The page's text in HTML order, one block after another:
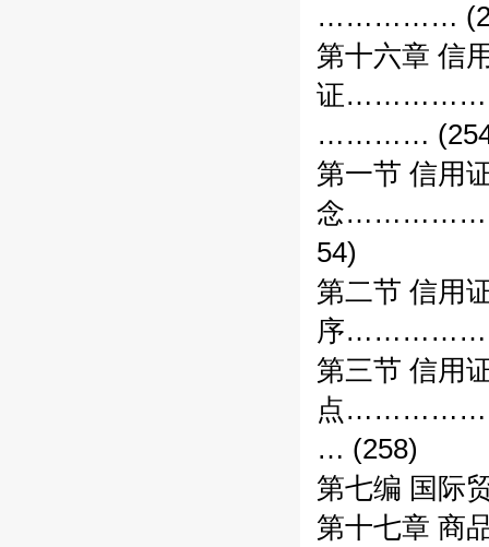
……………
第十六章 信
证
…………
第一节 信用
念
54)
第二节 信用
序
第三节 信用
点
… (258)
第七编 国际
第十七章 商